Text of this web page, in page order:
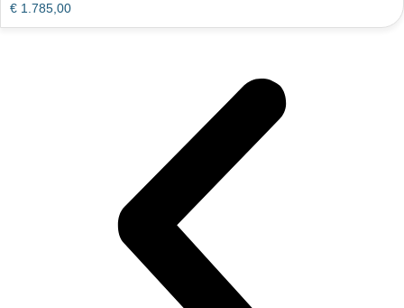
€ 1.785,00